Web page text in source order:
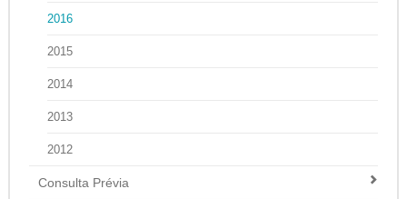
2016
2015
2014
2013
2012
Consulta Prévia